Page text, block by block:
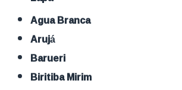
Agua Branca
Arujá
Barueri
Biritiba Mirim